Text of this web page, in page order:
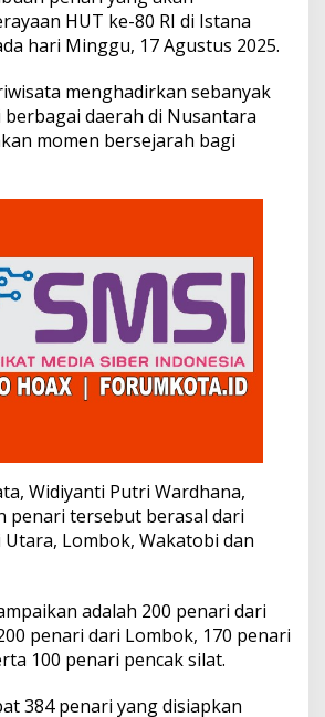
e
n
a
i
d
a
l
a
y
a
H
U
-
8
0
R
I
I
s
t
a
a
HUT ke-80 RI di Istana
hari Minggu, 17 Agustus 2025.
menghadirkan sebanyak
berbagai daerah di Nusantara
momen bersejarah bagi
Widiyanti Putri Wardhana,
penari tersebut berasal dari
Utara, Lombok, Wakatobi dan
adalah 200 penari dari
penari dari Lombok, 170 penari
100 penari pencak silat.
384 penari yang disiapkan